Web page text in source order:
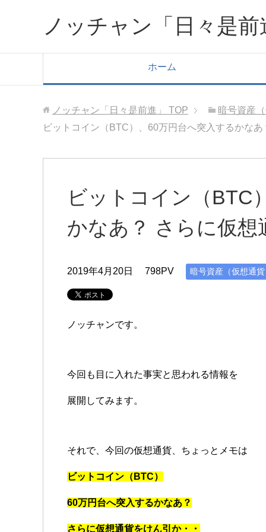
ノッチャン「日々是前
ホーム
ノッチャン「日々是前進」 TOP
暗号資産
ビットコイン（BTC）、60万円台へ突入するかな
ビットコイン（BTC
かなあ？ さらに仮
2019年4月20日 798PV 暗号資産（仮想通
ノッチャンです。
今回も目に入れた事実と思われる情報を
展開してみます。
それで、今回の仮想通貨、ちょっとメモは
ビットコイン（BTC）
60万円台へ突入するかなあ？
さらに仮想通貨をけん引か・・